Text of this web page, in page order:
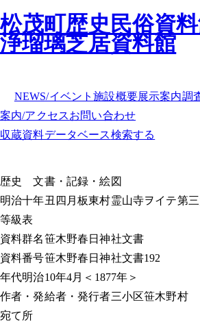
松茂町歴史民俗資
浄瑠璃芝居資料館
NEWS/イベント施設概要展示案内調
案内/アクセスお問い合わせ
収蔵資料データベース検索する
歴史
文書・記録・絵図
明治十年丑四月板東村霊山寺ヲイテ第
等級表
資料群名笹木野春日神社文書
資料番号笹木野春日神社文書192
年代明治10年4月＜1877年＞
作者・発給者・発行者三小区笹木野村
宛て所